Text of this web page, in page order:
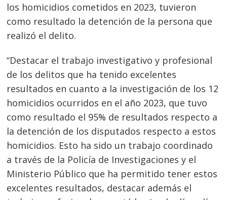
los homicidios cometidos en 2023, tuvieron
como resultado la detención de la persona que
realizó el delito.
“Destacar el trabajo investigativo y profesional
de los delitos que ha tenido excelentes
resultados en cuanto a la investigación de los 12
homicidios ocurridos en el año 2023, que tuvo
como resultado el 95% de resultados respecto a
la detención de los disputados respecto a estos
homicidios. Esto ha sido un trabajo coordinado
a través de la Policía de Investigaciones y el
Ministerio Público que ha permitido tener estos
excelentes resultados, destacar además el